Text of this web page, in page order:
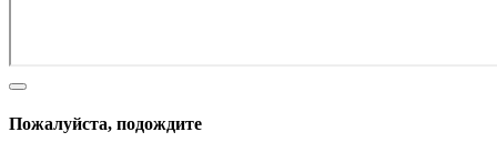
Пожалуйста, подождите